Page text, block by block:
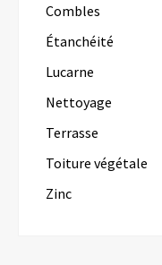
Combles
Étanchéité
Lucarne
Nettoyage
Terrasse
Toiture végétale
Zinc